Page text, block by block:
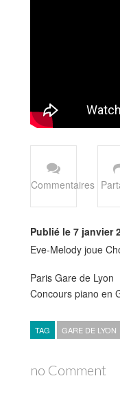
Commentaires
Publié le 7 janvier
Eve-Melody joue
Paris Gare de Lyon
Concours piano en
TAG GARE DE LYON
no Comment